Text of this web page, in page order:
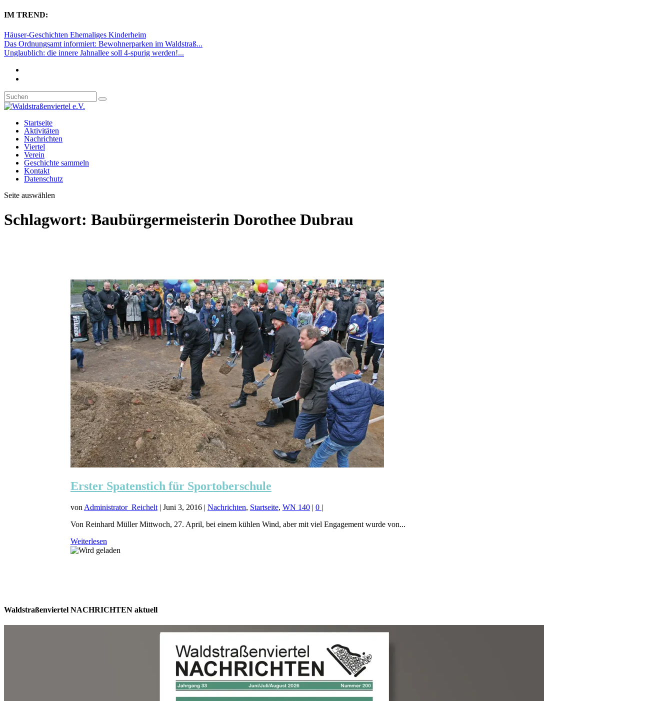
IM TREND:
Häuser-Geschichten Ehemaliges Kinderheim
Das Ordnungsamt informiert: Bewohnerparken im Waldstraß...
Unglaublich: die innere Jahnallee soll 4-spurig werden!...
Startseite
Aktivitäten
Nachrichten
Viertel
Verein
Geschichte sammeln
Kontakt
Datenschutz
Seite auswählen
Schlagwort: Baubürgermeisterin Dorothee Dubrau
Erster Spatenstich für Sportoberschule
von Administrator_Reichelt| Juni 3, 2016| Nachrichten, Startseite, WN 140| 0 |
Von Reinhard Müller Mittwoch, 27. April, bei einem kühlen Wind, aber mit viel Engagement wurde von...
Weiterlesen
Waldstraßenviertel NACHRICHTEN aktuell